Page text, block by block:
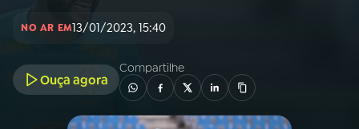
NO AR EM13/01/2023, 15:40
Ouça agora
Compartilhe